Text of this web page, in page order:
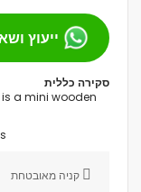
ייעוץ
סקירה כללית
a mini wooden
קניה מאובטחת